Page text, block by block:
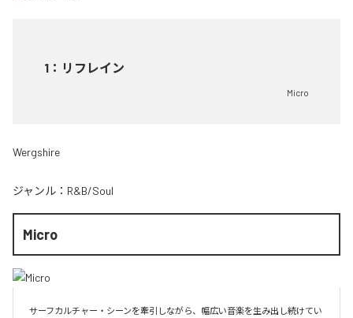
1 ： リフレイン
Micro
Wergshire
ジャンル： R&B/Soul
Micro
サーフカルチャー・シーンを牽引しながら、幅広い音楽を生み出し続けてい